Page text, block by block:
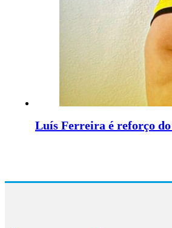
Luís Ferreira é reforço